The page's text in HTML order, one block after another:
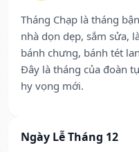
Tháng Chạp là tháng
nhà dọn dẹp, sắm sửa,
bánh chưng, bánh tét
Đây là tháng của đoàn
hy vọng mới.
Ngày Lễ Tháng 12